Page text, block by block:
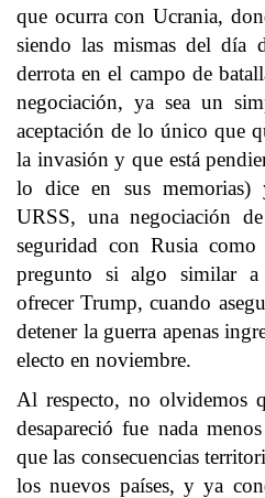
que ocurra con Ucrania,
siendo las mismas del día
derrota en el campo de
negociación, ya sea un
aceptación de lo único que
la invasión y que está
lo dice en sus memorias)
URSS, una negociación
seguridad con Rusia
pregunto si algo similar a
ofrecer Trump, cuando
detener la guerra apenas
electo en noviembre.
Al respecto, no olvidemos
desapareció fue nada
que las consecuencias
los nuevos países, y ya